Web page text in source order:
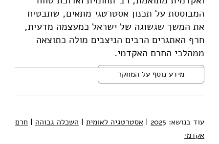
המבוססת על תכנון אסטרטגי מתאים, שתבטיח
את המשך שגשוגה של ישראל כמעצמה מדעית,
חרף האתגרים הרבים הניצבים מולה כתוצאה
ממהלכי החרם האקדמי.
מידע נוסף על המחקר
עוד בנושא: 2025
| אסטרטגיה לאומית | השכלה גבוהה | חרם
אקדמי